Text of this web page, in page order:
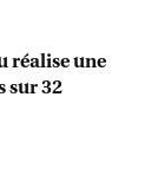
réalise une
sur 32